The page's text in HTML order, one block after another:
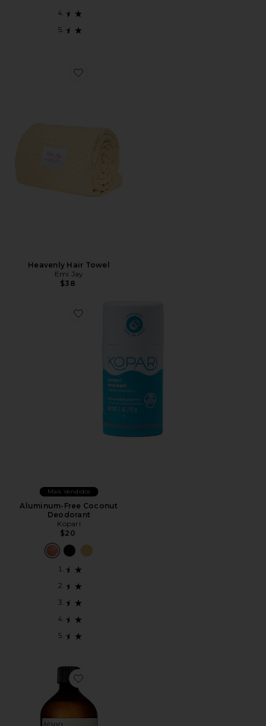
Favorite Heavenly Hair Towel
Heavenly Hair Towel
Emi Jay
$38
Favorite Aluminum-Free Coconut Deodorant
Mais Vendidos
Aluminum-Free Coconut
Deodorant
Kopari
$20
Favorite REFIL DE SABONETE PARA MÃOS